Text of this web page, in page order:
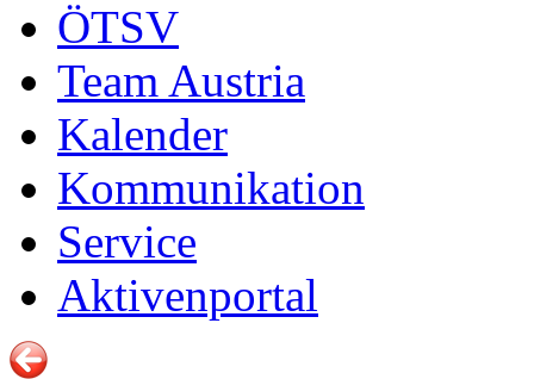
ÖTSV
Team Austria
Kalender
Kommunikation
Service
Aktivenportal